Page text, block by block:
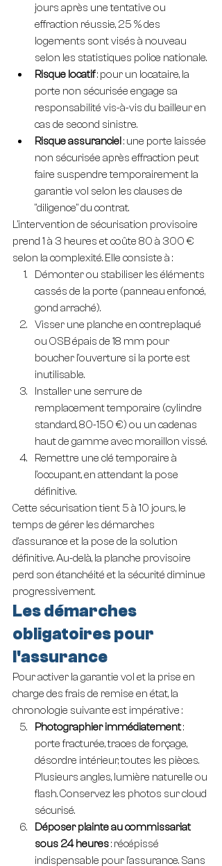
jours après une tentative ou
effraction réussie, 25 % des
logements sont visés à nouveau
selon les statistiques police nationale.
Risque locatif : pour un locataire, la
porte non sécurisée engage sa
responsabilité vis-à-vis du bailleur en
cas de second sinistre.
Risque assuranciel : une porte laissée
non sécurisée après effraction peut
faire suspendre temporairement la
garantie vol selon les clauses de
"diligence" du contrat.
L'intervention de sécurisation provisoire
prend 1 à 3 heures et coûte 80 à 300 €
selon la complexité. Elle consiste à :
Démonter ou stabiliser les éléments
cassés de la porte (panneau enfoncé,
gond arraché).
Visser une planche en contreplaqué
ou OSB épais de 18 mm pour
boucher l'ouverture si la porte est
inutilisable.
Installer une serrure de
remplacement temporaire (cylindre
standard, 80-150 €) ou un cadenas
haut de gamme avec moraillon vissé.
Remettre une clé temporaire à
l'occupant, en attendant la pose
définitive.
Cette sécurisation tient 5 à 10 jours, le
temps de gérer les démarches
d'assurance et la pose de la solution
définitive. Au-delà, la planche provisoire
perd son étanchéité et la sécurité diminue
progressivement.
Les démarches
obligatoires pour
l'assurance
Pour activer la garantie vol et la prise en
charge des frais de remise en état, la
chronologie suivante est impérative :
Photographier immédiatement :
porte fracturée, traces de forçage,
désordre intérieur, toutes les pièces.
Plusieurs angles, lumière naturelle ou
flash. Conservez les photos sur cloud
sécurisé.
Déposer plainte au commissariat
sous 24 heures : récépissé
indispensable pour l'assurance. Sans